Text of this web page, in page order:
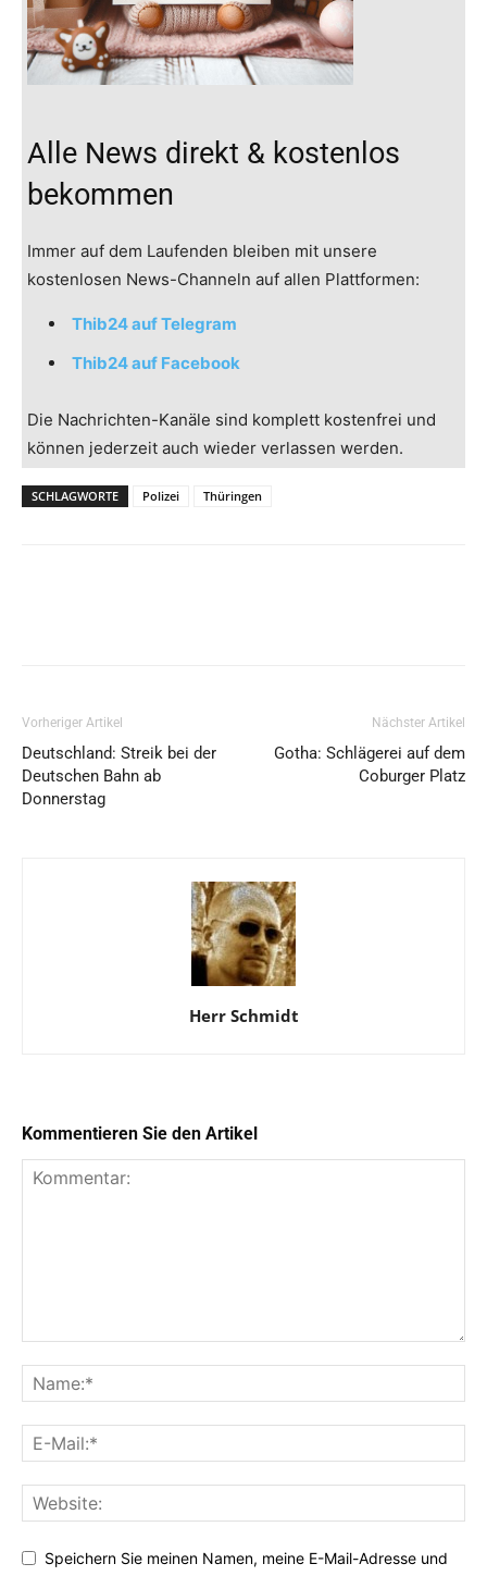
Alle News direkt & kostenlos
bekommen
Immer auf dem Laufenden bleiben mit unsere
kostenlosen News-Channeln auf allen Plattformen:
Thib24 auf Telegram
Thib24 auf Facebook
Die Nachrichten-Kanäle sind komplett kostenfrei und
können jederzeit auch wieder verlassen werden.
SCHLAGWORTE Polizei Thüringen
Vorheriger Artikel
Deutschland: Streik bei der
Deutschen Bahn ab
Donnerstag
Nächster Artikel
Gotha: Schlägerei auf dem
Coburger Platz
Herr Schmidt
Kommentieren Sie den Artikel
Speichern Sie meinen Namen, meine E-Mail-Adresse und